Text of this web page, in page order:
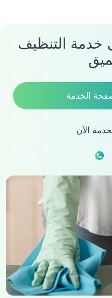
خدمة التنظيف
الخدمة
الآن